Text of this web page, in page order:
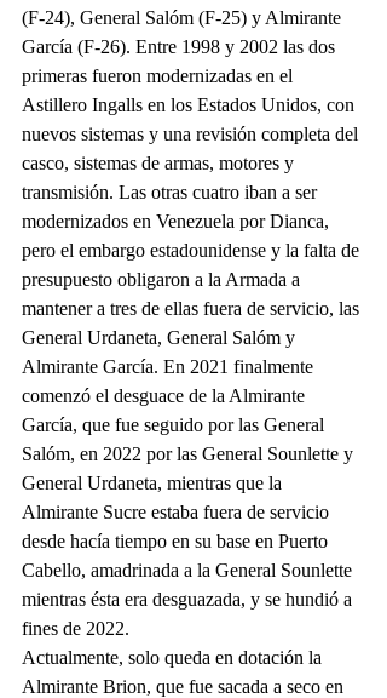
(F-24), General Salóm (F-25) y Almirante
García (F-26). Entre 1998 y 2002 las dos
primeras fueron modernizadas en el
Astillero Ingalls en los Estados Unidos, con
nuevos sistemas y una revisión completa del
casco, sistemas de armas, motores y
transmisión. Las otras cuatro iban a ser
modernizados en Venezuela por Dianca,
pero el embargo estadounidense y la falta de
presupuesto obligaron a la Armada a
mantener a tres de ellas fuera de servicio, las
General Urdaneta, General Salóm y
Almirante García. En 2021 finalmente
comenzó el desguace de la Almirante
García, que fue seguido por las General
Salóm, en 2022 por las General Sounlette y
General Urdaneta, mientras que la
Almirante Sucre estaba fuera de servicio
desde hacía tiempo en su base en Puerto
Cabello, amadrinada a la General Sounlette
mientras ésta era desguazada, y se hundió a
fines de 2022.
Actualmente, solo queda en dotación la
Almirante Brion, que fue sacada a seco en